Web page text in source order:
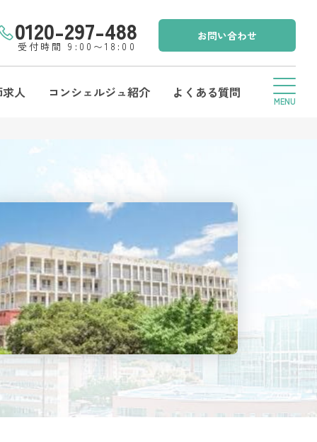
0120-297-488
受付時間 9:00〜18:00
お問い合わせ
人 コンシェルジュ紹介 よくある質問